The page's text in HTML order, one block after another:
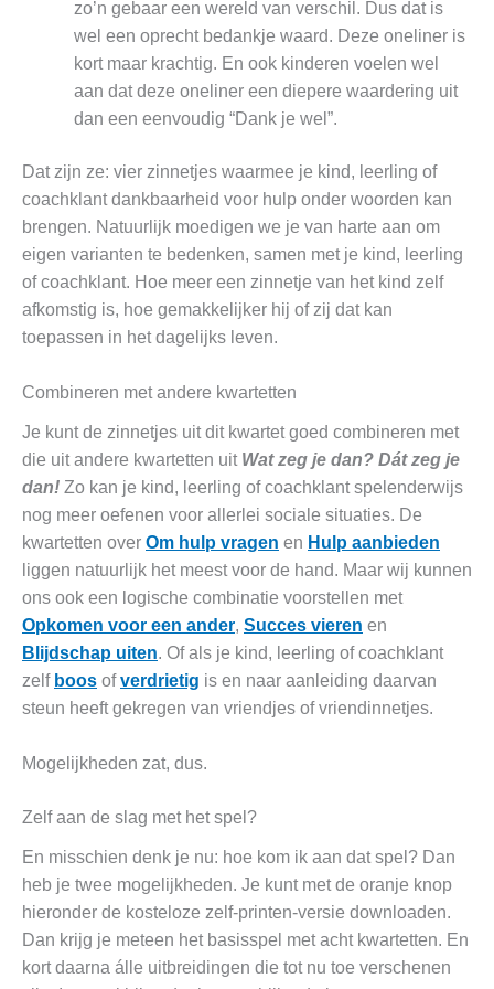
zo’n gebaar een wereld van verschil. Dus dat is
wel een oprecht bedankje waard. Deze oneliner is
kort maar krachtig. En ook kinderen voelen wel
aan dat deze oneliner een diepere waardering uit
dan een eenvoudig “Dank je wel”.
Dat zijn ze: vier zinnetjes waarmee je kind, leerling of
coachklant dankbaarheid voor hulp onder woorden kan
brengen. Natuurlijk moedigen we je van harte aan om
eigen varianten te bedenken, samen met je kind, leerling
of coachklant. Hoe meer een zinnetje van het kind zelf
afkomstig is, hoe gemakkelijker hij of zij dat kan
toepassen in het dagelijks leven.
Combineren met andere kwartetten
Je kunt de zinnetjes uit dit kwartet goed combineren met
die uit andere kwartetten uit Wat zeg je dan? Dát zeg je
dan! Zo kan je kind, leerling of coachklant spelenderwijs
nog meer oefenen voor allerlei sociale situaties. De
kwartetten over Om hulp vragen en Hulp aanbieden
liggen natuurlijk het meest voor de hand. Maar wij kunnen
ons ook een logische combinatie voorstellen met
Opkomen voor een ander, Succes vieren en
Blijdschap uiten. Of als je kind, leerling of coachklant
zelf boos ofverdrietig is en naar aanleiding daarvan
steun heeft gekregen van vriendjes of vriendinnetjes.
Mogelijkheden zat, dus.
Zelf aan de slag met het spel?
En misschien denk je nu: hoe kom ik aan dat spel? Dan
heb je twee mogelijkheden. Je kunt met de oranje knop
hieronder de kosteloze zelf-printen-versie downloaden.
Dan krijg je meteen het basisspel met acht kwartetten. En
kort daarna álle uitbreidingen die tot nu toe verschenen